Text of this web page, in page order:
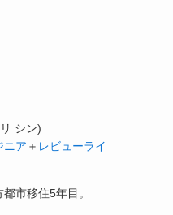
シン)
ニア ＋ レビューライ
市移住5年目。